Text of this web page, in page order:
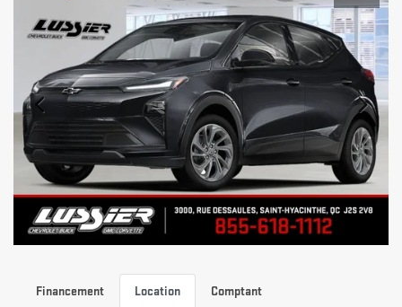
Financement Location Comptant